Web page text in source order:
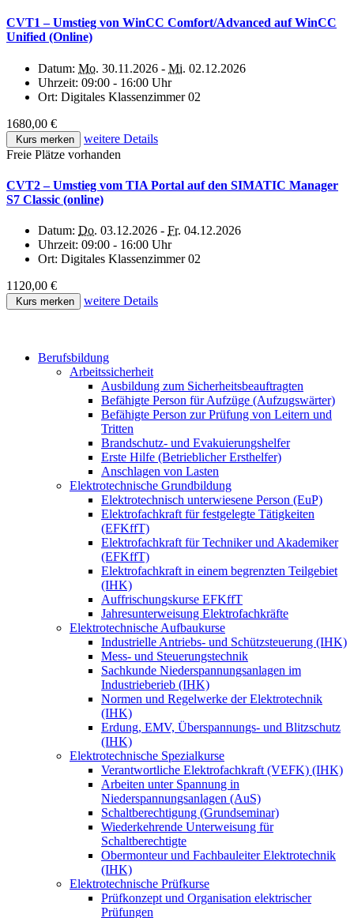
CVT1 – Umstieg von WinCC Comfort/Advanced auf WinCC
Unified (Online)
Datum: Mo. 30.11.2026 - Mi. 02.12.2026
Uhrzeit: 09:00 - 16:00 Uhr
Ort: Digitales Klassenzimmer 02
1680,00 €
Kurs merken
weitere Details
Freie Plätze vorhanden
CVT2 – Umstieg vom TIA Portal auf den SIMATIC Manager
S7 Classic (online)
Datum: Do. 03.12.2026 - Fr. 04.12.2026
Uhrzeit: 09:00 - 16:00 Uhr
Ort: Digitales Klassenzimmer 02
1120,00 €
Kurs merken weitere Details
Berufsbildung
Arbeitssicherheit
Ausbildung zum Sicherheitsbeauftragten
Befähigte Person für Aufzüge (Aufzugswärter)
Befähigte Person zur Prüfung von Leitern und
Tritten
Brandschutz- und Evakuierungshelfer
Erste Hilfe (Betrieblicher Ersthelfer)
Anschlagen von Lasten
Elektrotechnische Grundbildung
Elektrotechnisch unterwiesene Person (EuP)
Elektrofachkraft für festgelegte Tätigkeiten
(EFKffT)
Elektrofachkraft für Techniker und Akademiker
(EFKffT)
Elektrofachkraft in einem begrenzten Teilgebiet
(IHK)
Auffrischungskurse EFKffT
Jahresunterweisung Elektrofachkräfte
Elektrotechnische Aufbaukurse
Industrielle Antriebs- und Schützsteuerung (IHK)
Mess- und Steuerungstechnik
Sachkunde Niederspannungsanlagen im
Industrieberieb (IHK)
Normen und Regelwerke der Elektrotechnik
(IHK)
Erdung, EMV, Überspannungs- und Blitzschutz
(IHK)
Elektrotechnische Spezialkurse
Verantwortliche Elektrofachkraft (VEFK) (IHK)
Arbeiten unter Spannung in
Niederspannungsanlagen (AuS)
Schaltberechtigung (Grundseminar)
Wiederkehrende Unterweisung für
Schaltberechtigte
Obermonteur und Fachbauleiter Elektrotechnik
(IHK)
Elektrotechnische Prüfkurse
Prüfkonzept und Organisation elektrischer
Prüfungen